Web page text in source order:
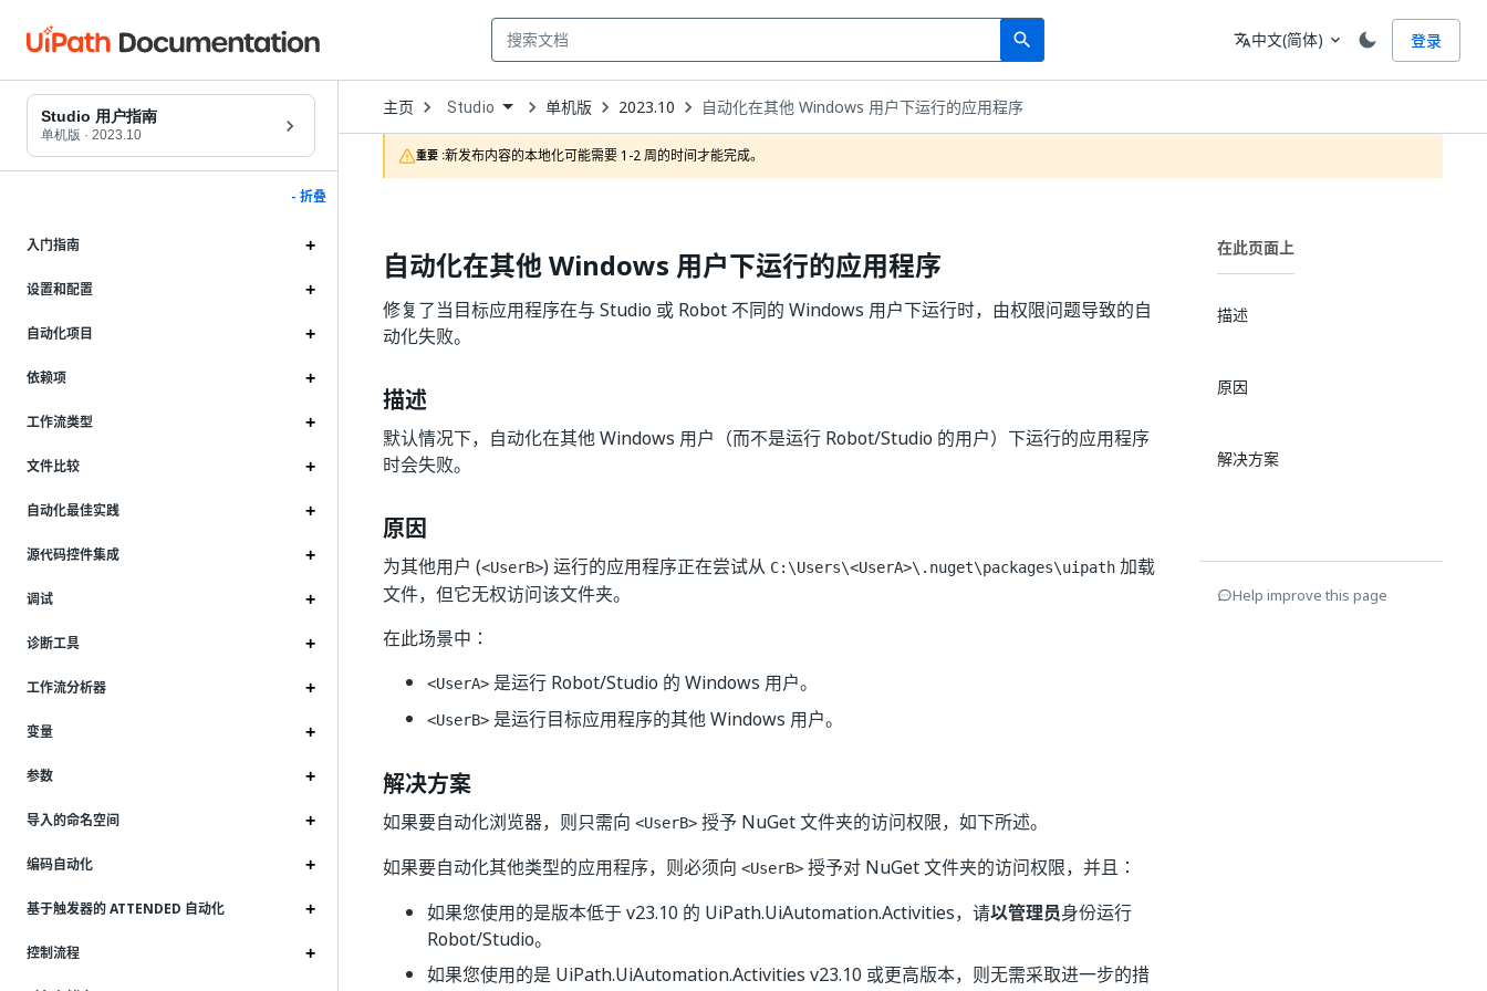
search
Search 语言
translate中文(简体) expand_more 登录
Studio 用户指南
单机版 · 2023.10
- 折叠
入门指南
设置和配置
自动化项目
依赖项
工作流类型
文件比较
自动化最佳实践
源代码控件集成
调试
诊断工具
工作流分析器
变量
参数
导入的命名空间
编码自动化
基于触发器的 ATTENDED 自动化
控制流程
主页 Open
Dropdown
to
choose
product
Studio 单机版 2023.10 自动化在其他 Windows 用户下运行的应用程序
重要 :新发布内容的本地化可能需要 1-2 周的时间才能完成。
自动化在其他 Windows 用户下运行的应用程序
修复了当目标应用程序在与 Studio 或 Robot 不同的 Windows 用户下运行时，由权限问题导致的自
动化失败。
描述
默认情况下，自动化在其他 Windows 用户（而不是运行 Robot/Studio 的用户）下运行的应用程序
时会失败。
原因
为其他用户 (<UserB>) 运行的应用程序正在尝试从 C:\Users\<UserA>\.nuget\packages\uipath 加载
文件，但它无权访问该文件夹。
在此场景中：
<UserA> 是运行 Robot/Studio 的 Windows 用户。
<UserB> 是运行目标应用程序的其他 Windows 用户。
解决方案
如果要自动化浏览器，则只需向 <UserB> 授予 NuGet 文件夹的访问权限，如下所述。
如果要自动化其他类型的应用程序，则必须向 <UserB> 授予对 NuGet 文件夹的访问权限，并且：
如果您使用的是版本低于 v23.10 的 UiPath.UiAutomation.Activities，请以管理员身份运行
Robot/Studio。
如果您使用的是 UiPath.UiAutomation.Activities v23.10 或更高版本，则无需采取进一步的措
在此页面上
描述
原因
解决方案
Help improve this page